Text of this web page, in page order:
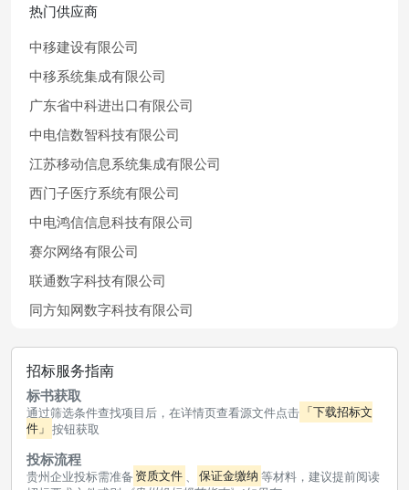
热门供应商
中移建设有限公司
中移系统集成有限公司
广东省中科进出口有限公司
中电信数智科技有限公司
江苏移动信息系统集成有限公司
西门子医疗系统有限公司
中电鸿信信息科技有限公司
赛尔网络有限公司
联通数字科技有限公司
同方知网数字科技有限公司
招标服务指南
标书获取
通过筛选条件查找项目后，在详情页查看源文件点击 「下载招标文
件」 按钮获取
投标流程
贵州企业投标需准备 资质文件 、 保证金缴纳 等材料，建议提前阅读